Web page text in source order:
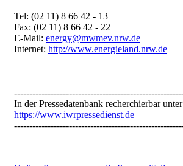
Tel: (02 11) 8 66 42 - 13
Fax: (02 11) 8 66 42 - 22
E-Mail: energy@mwmev.nrw.de
Internet: http://www.energieland.nrw.de
In der Pressedatenbank recherchierbar unter
https://www.iwrpressedienst.de